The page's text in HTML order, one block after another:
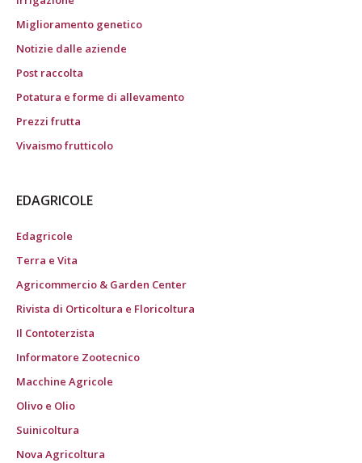
Miglioramento genetico
Notizie dalle aziende
Post raccolta
Potatura e forme di allevamento
Prezzi frutta
Vivaismo frutticolo
EDAGRICOLE
Edagricole
Terra e Vita
Agricommercio & Garden Center
Rivista di Orticoltura e Floricoltura
Il Contoterzista
Informatore Zootecnico
Macchine Agricole
Olivo e Olio
Suinicoltura
Nova Agricoltura